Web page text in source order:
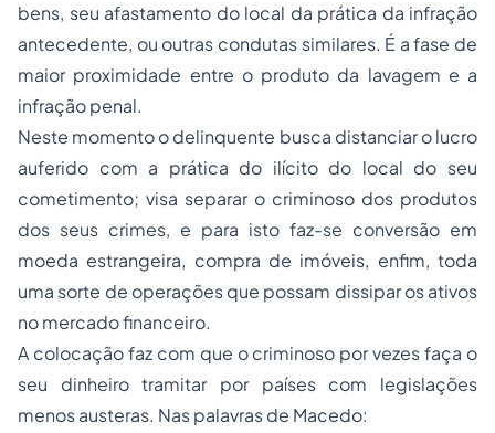
bens, seu afastamento do local da prática da infração
antecedente, ou outras condutas similares. É a fase de
maior proximidade entre o produto da lavagem e a
infração penal.
Neste momento o delinquente busca distanciar o lucro
auferido com a prática do ilícito do local do seu
cometimento; visa separar o criminoso dos produtos
dos seus crimes, e para isto faz-se conversão em
moeda estrangeira, compra de imóveis, enfim, toda
uma sorte de operações que possam dissipar os ativos
no mercado financeiro.
A colocação faz com que o criminoso por vezes faça o
seu dinheiro tramitar por países com legislações
menos austeras. Nas palavras de Macedo: